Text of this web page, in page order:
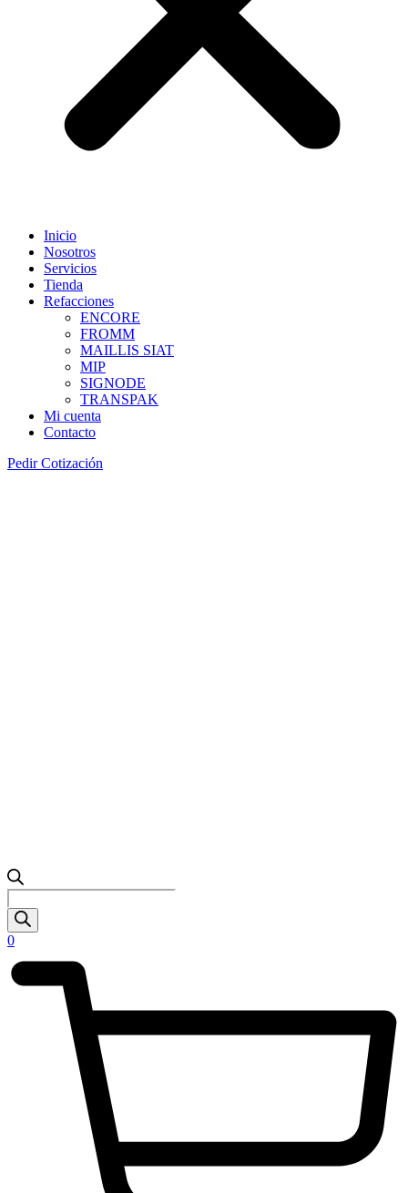
Inicio
Nosotros
Servicios
Tienda
Refacciones
ENCORE
FROMM
MAILLIS SIAT
MIP
SIGNODE
TRANSPAK
Mi cuenta
Contacto
Pedir Cotización
Products
search
0